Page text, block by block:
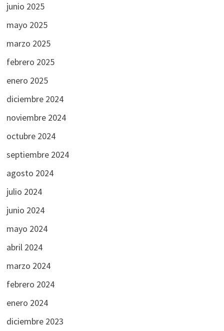
junio 2025
mayo 2025
marzo 2025
febrero 2025
enero 2025
diciembre 2024
noviembre 2024
octubre 2024
septiembre 2024
agosto 2024
julio 2024
junio 2024
mayo 2024
abril 2024
marzo 2024
febrero 2024
enero 2024
diciembre 2023